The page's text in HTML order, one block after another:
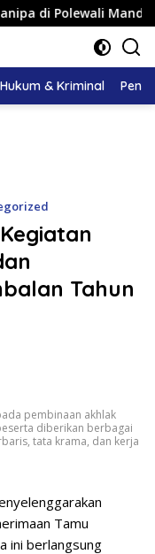
Polewali Mandar
Hukum & Kriminal
Tahun
pembinaan akhlak
diberikan berbagai
tata krama, dan kerja
Tamu
ini berlangsung